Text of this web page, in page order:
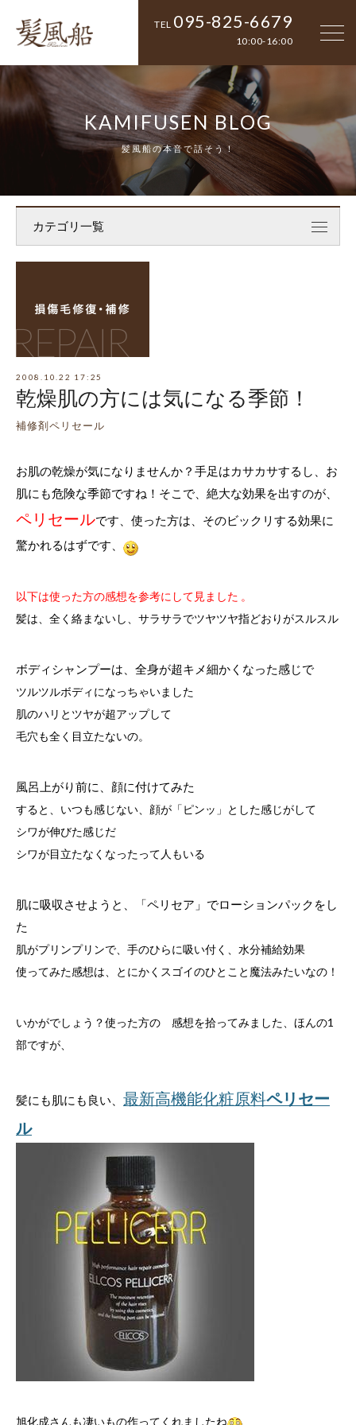
TEL 095-825-6679
10:00-16:00
KAMIFUSEN BLOG
髪風船の本音で話そう！
カテゴリ一覧
2008.10.22 17:25
乾燥肌の方には気になる季節！
補修剤ペリセール
お肌の乾燥が気になりませんか？ 手足はカサカサするし、お
肌にも危険な季節ですね！ そこで、絶大な効果を出すのが、
ペリセールです、 使った方は、そのビックリする効果に
驚かれるはずです、
以下は使った方の感想を参考にして見ました 。
髪は、全く絡まないし、サラサラでツヤツヤ指どおりがスルスル
ボディシャンプーは、全身が超キメ細かくなった感じで
ツルツルボディになっちゃいました
肌のハリとツヤが超アップして
毛穴も全く目立たないの。
風呂上がり前に、顔に付けてみた
すると、いつも感じない、顔が「ピンッ」とした感じがして
シワが伸びた感じだ
シワが目立たなくなったって人もいる
肌に吸収させようと、「ペリセア」でローションパックをし
た
肌がプリンプリンで、手のひらに吸い付く、水分補給効果
使ってみた感想は、とにかくスゴイのひとこと魔法みたいなの！
いかがでしょう？使った方の 感想を拾ってみました、ほんの1
部ですが、
髪にも肌にも良い、 最新高機能化粧原料ペリセー
ル
旭化成さんも凄いもの作ってくれましたね